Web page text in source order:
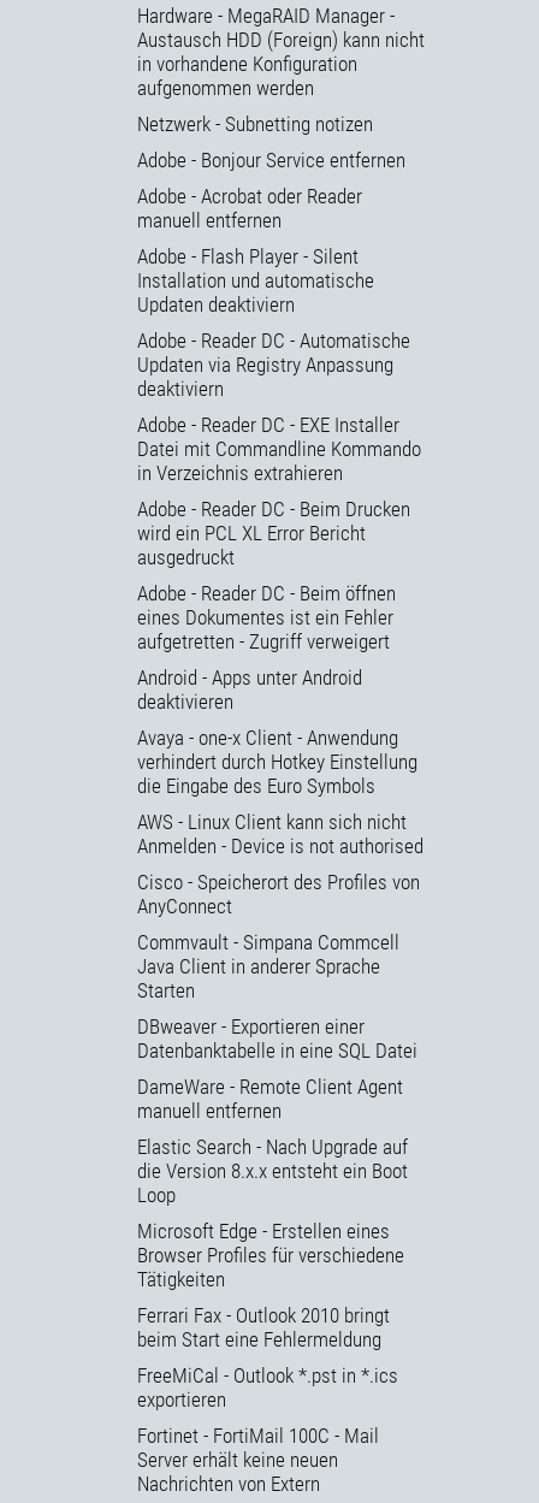
Hardware - MegaRAID Manager -
Austausch HDD (Foreign) kann nicht
in vorhandene Konfiguration
aufgenommen werden
Netzwerk - Subnetting notizen
Adobe - Bonjour Service entfernen
Adobe - Acrobat oder Reader
manuell entfernen
Adobe - Flash Player - Silent
Installation und automatische
Updaten deaktiviern
Adobe - Reader DC - Automatische
Updaten via Registry Anpassung
deaktiviern
Adobe - Reader DC - EXE Installer
Datei mit Commandline Kommando
in Verzeichnis extrahieren
Adobe - Reader DC - Beim Drucken
wird ein PCL XL Error Bericht
ausgedruckt
Adobe - Reader DC - Beim öffnen
eines Dokumentes ist ein Fehler
aufgetretten - Zugriff verweigert
Android - Apps unter Android
deaktivieren
Avaya - one-x Client - Anwendung
verhindert durch Hotkey Einstellung
die Eingabe des Euro Symbols
AWS - Linux Client kann sich nicht
Anmelden - Device is not authorised
Cisco - Speicherort des Profiles von
AnyConnect
Commvault - Simpana Commcell
Java Client in anderer Sprache
Starten
DBweaver - Exportieren einer
Datenbanktabelle in eine SQL Datei
DameWare - Remote Client Agent
manuell entfernen
Elastic Search - Nach Upgrade auf
die Version 8.x.x entsteht ein Boot
Loop
Microsoft Edge - Erstellen eines
Browser Profiles für verschiedene
Tätigkeiten
Ferrari Fax - Outlook 2010 bringt
beim Start eine Fehlermeldung
FreeMiCal - Outlook *.pst in *.ics
exportieren
Fortinet - FortiMail 100C - Mail
Server erhält keine neuen
Nachrichten von Extern